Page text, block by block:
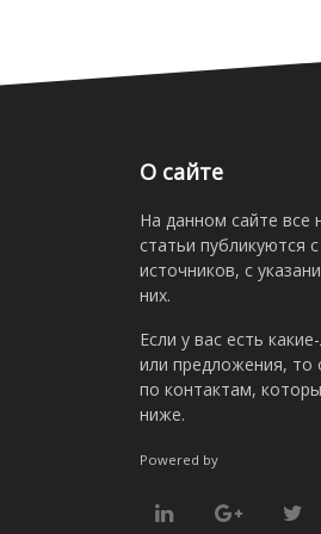
О сайте
На данном сайте все
статьи публикуются с
источников, с
них.
Если у вас есть
или предложения, то
по контактам,
ниже.
Powered by